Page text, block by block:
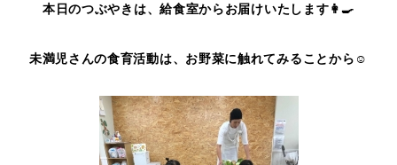
本日のつぶやきは、給食室からお届けいたします👩‍🍳
未満児さんの食育活動は、お野菜に触れてみることから☺️